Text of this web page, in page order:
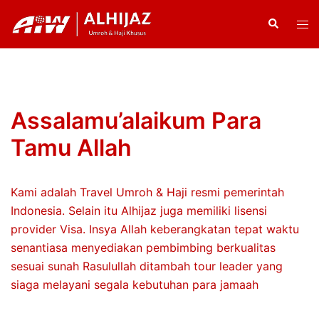
content
Search
Assalamu’alaikum Para
Tamu Allah
Kami adalah Travel Umroh & Haji resmi pemerintah
Indonesia. Selain itu Alhijaz juga memiliki lisensi
provider Visa. Insya Allah keberangkatan tepat waktu
senantiasa menyediakan pembimbing berkualitas
sesuai sunah Rasulullah ditambah tour leader yang
siaga melayani segala kebutuhan para jamaah